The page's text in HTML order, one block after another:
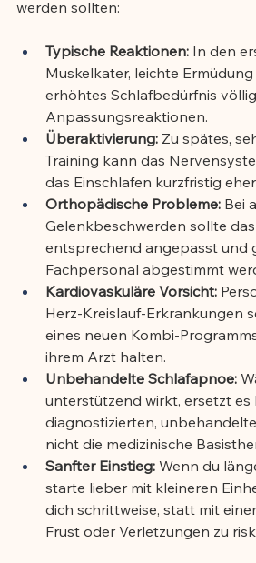
werden sollten:
Typische Reaktionen: In den
Muskelkater, leichte
erhöhtes Schlafbedürfnis
Anpassungsreaktionen.
Überaktivierung: Zu spätes,
Training kann das
das Einschlafen kurzfristig
Orthopädische Probleme: Bei
Gelenkbeschwerden sollte
entsprechend angepasst und
Fachpersonal abgestimmt
Kardiovaskuläre Vorsicht:
Herz-Kreislauf-Erkrankungen
eines neuen Kombi-
ihrem Arzt halten.
Unbehandelte Schlafapnoe:
unterstützend wirkt, ersetzt es
diagnostizierten,
nicht die medizinische
Sanfter Einstieg: Wenn du
starte lieber mit kleineren
dich schrittweise, statt mit
Frust oder Verletzungen zu